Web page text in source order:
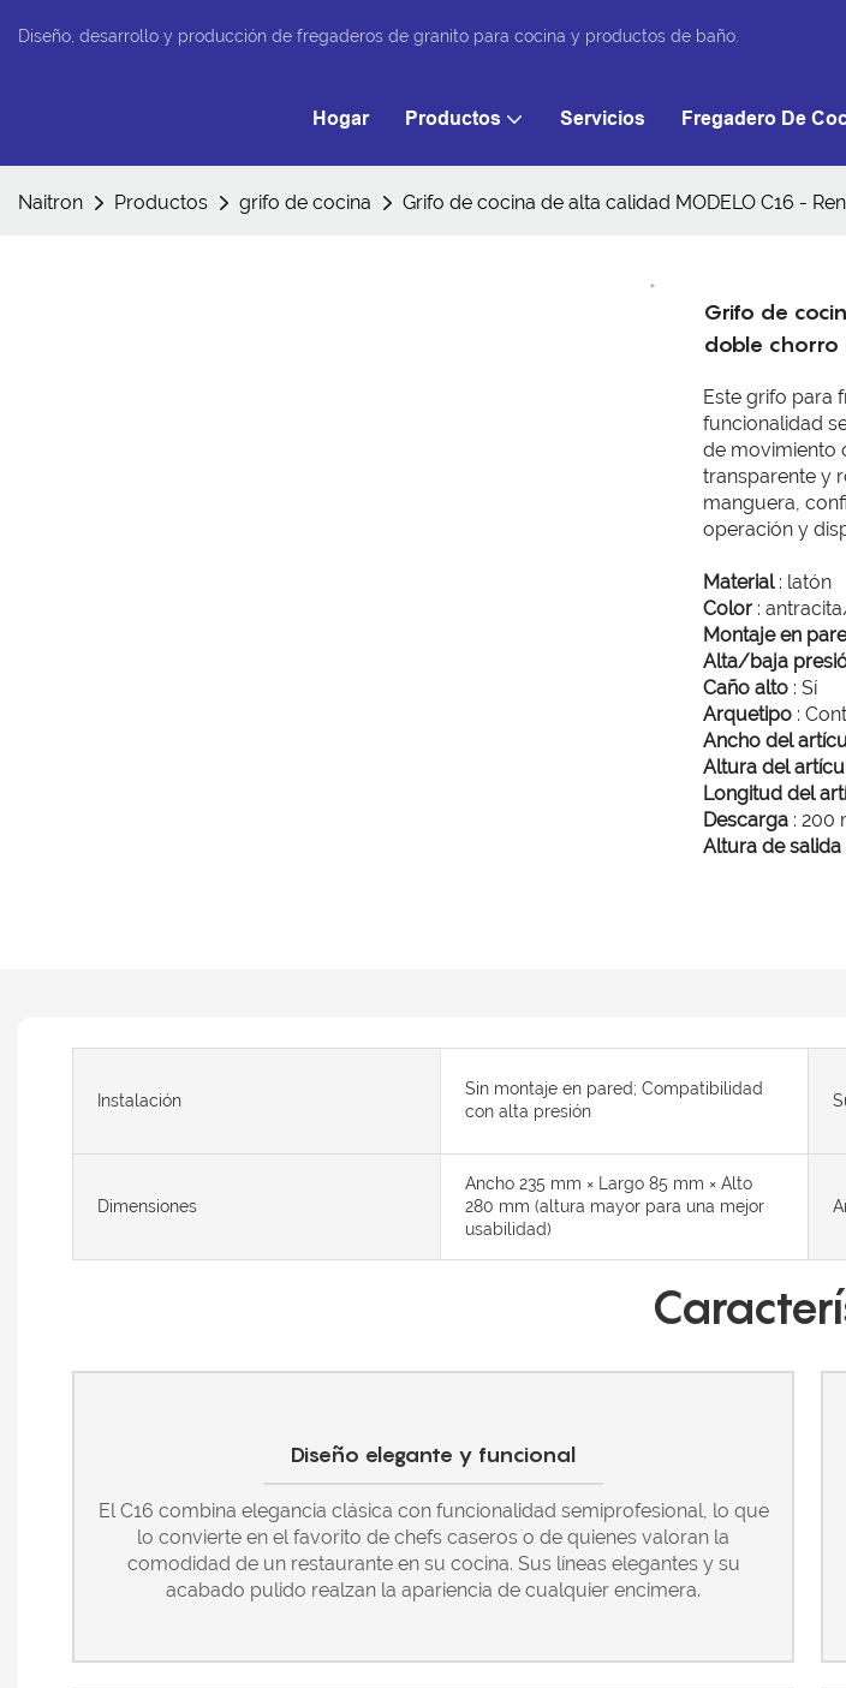
Diseño, desarrollo y producción de fregaderos de granito para cocina y productos de baño.
Hogar Productos Servicios Fregadero De
Naitron Productos grifo de cocina Grifo de cocina de alta calidad MODELO C16 -
Grifo de
doble chorro
Este grifo para
funcionalidad
de movimiento
transparente y
manguera,
operación y
Material: latón
Color :
Montaje en
Alta/baja
Caño alto : Sí
Arquetipo :
Ancho del
Altura del
Longitud del
Descarga : 200
Altura de salida
Instalación
Sin montaje en pared; Compatibilidad
con alta presión
Dimensiones
Ancho 235 mm × Largo 85 mm × Alto
280 mm (altura mayor para una mejor
usabilidad)
Diseño elegante y funcional
El C16 combina elegancia clásica con funcionalidad semiprofesional, lo que
lo convierte en el favorito de chefs caseros o de quienes valoran la
comodidad de un restaurante en su cocina. Sus líneas elegantes y su
acabado pulido realzan la apariencia de cualquier encimera.